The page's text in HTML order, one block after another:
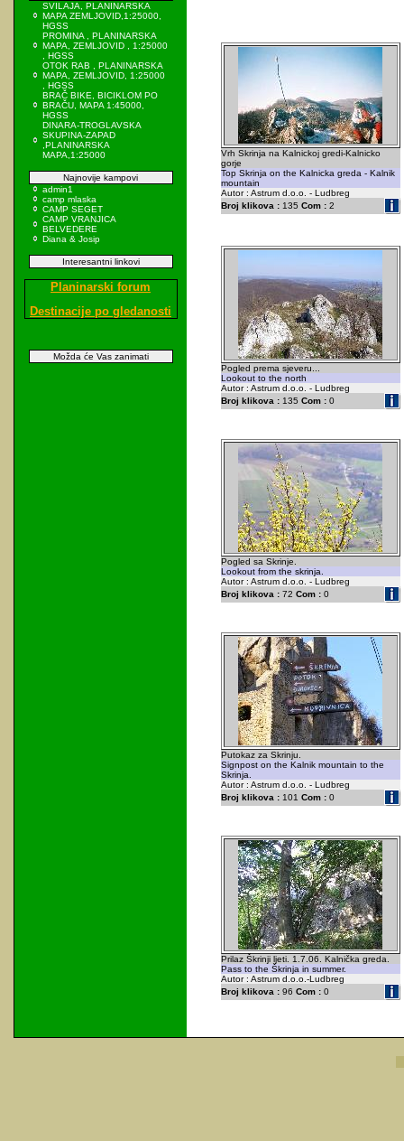
SVILAJA, PLANINARSKA
MAPA ZEMLJOVID,1:25000,
HGSS
PROMINA , PLANINARSKA
MAPA, ZEMLJOVID , 1:25000
, HGSS
OTOK RAB , PLANINARSKA
MAPA, ZEMLJOVID, 1:25000
, HGSS
BRAČ BIKE, BICIKLOM PO
BRAČU, MAPA 1:45000,
HGSS
DINARA-TROGLAVSKA
SKUPINA-ZAPAD
,PLANINARSKA
MAPA,1:25000
Najnovije kampovi
admin1
camp mlaska
CAMP SEGET
CAMP VRANJICA
BELVEDERE
Diana & Josip
Interesantni linkovi
Planinarski forum
Destinacije po gledanosti
Možda će Vas zanimati
Vrh Skrinja na Kalnickoj gredi-Kalnicko
gorje
Top Skrinja on the Kalnicka greda - Kalnik
mountain
Autor : Astrum d.o.o. - Ludbreg
Broj klikova :135 Com :2
Pogled prema sjeveru...
Lookout to the north
Autor : Astrum d.o.o. - Ludbreg
Broj klikova :135 Com :0
Pogled sa Skrinje.
Lookout from the skrinja.
Autor : Astrum d.o.o. - Ludbreg
Broj klikova :72 Com :0
Putokaz za Skrinju.
Signpost on the Kalnik mountain to the
Skrinja.
Autor : Astrum d.o.o. - Ludbreg
Broj klikova :101 Com :0
Prilaz Škrinji ljeti. 1.7.06. Kalnička greda.
Pass to the Škrinja in summer.
Autor : Astrum d.o.o.-Ludbreg
Broj klikova :96 Com :0